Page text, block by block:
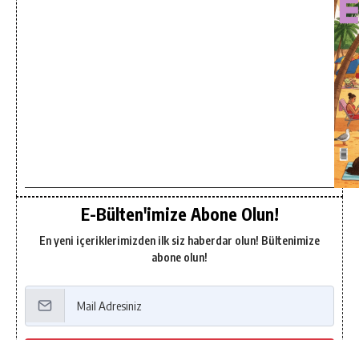
E-Bülten'imize Abone Olun!
En yeni içeriklerimizden ilk siz haberdar olun! Bültenimize
abone olun!